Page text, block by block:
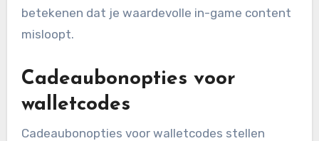
betekenen dat je waardevolle in-game content
misloopt.
Cadeaubonopties voor
walletcodes
Cadeaubonopties voor walletcodes stellen